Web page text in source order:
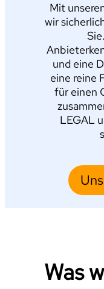
Mit
wir
und eine
eine reine
für einen
LEGAL
Was